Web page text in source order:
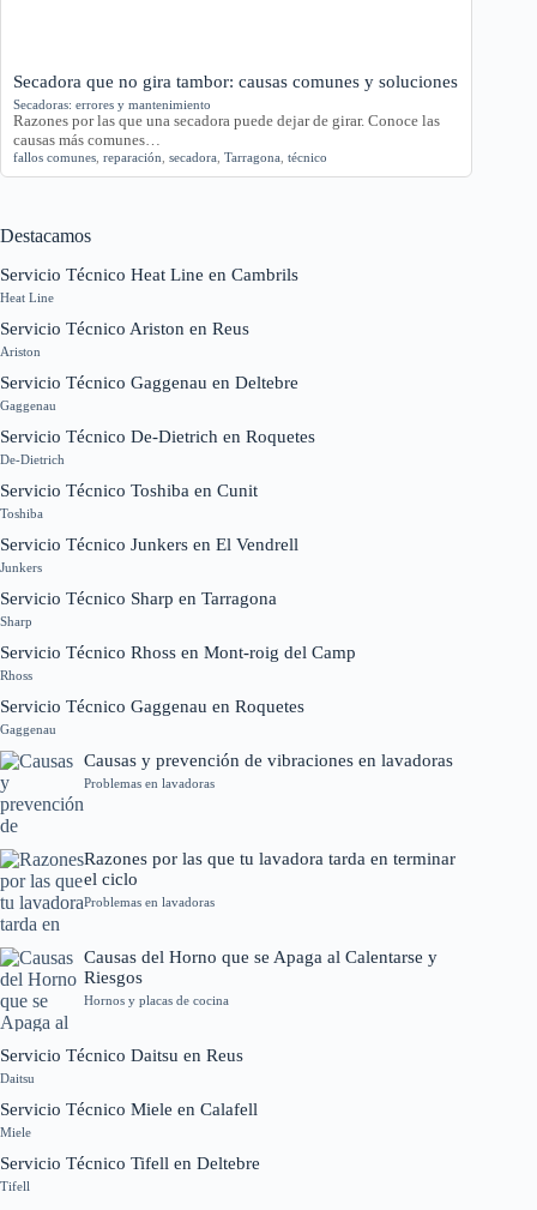
Secadora que no gira tambor: causas comunes y soluciones
Secadoras: errores y mantenimiento
Razones por las que una secadora puede dejar de girar. Conoce las
causas más comunes…
fallos comunes reparación secadora Tarragona técnico
Destacamos
Servicio Técnico Heat Line en Cambrils
Heat Line
Servicio Técnico Ariston en Reus
Ariston
Servicio Técnico Gaggenau en Deltebre
Gaggenau
Servicio Técnico De-Dietrich en Roquetes
De-Dietrich
Servicio Técnico Toshiba en Cunit
Toshiba
Servicio Técnico Junkers en El Vendrell
Junkers
Servicio Técnico Sharp en Tarragona
Sharp
Servicio Técnico Rhoss en Mont-roig del Camp
Rhoss
Servicio Técnico Gaggenau en Roquetes
Gaggenau
Causas y prevención de vibraciones en lavadoras
Problemas en lavadoras
Razones por las que tu lavadora tarda en terminar
el ciclo
Problemas en lavadoras
Causas del Horno que se Apaga al Calentarse y
Riesgos
Hornos y placas de cocina
Servicio Técnico Daitsu en Reus
Daitsu
Servicio Técnico Miele en Calafell
Miele
Servicio Técnico Tifell en Deltebre
Tifell